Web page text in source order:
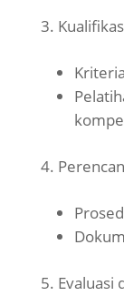
Evaluasi